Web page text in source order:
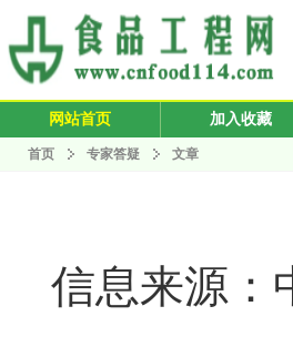
网站首页 加入收藏
首页 专家答疑 文章
信息来源